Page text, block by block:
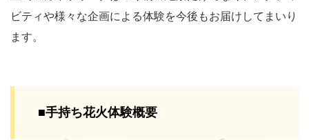
ビティや様々な企画による体験を今後もお届けしてまいり
ます。
■手持ち花火体験概要